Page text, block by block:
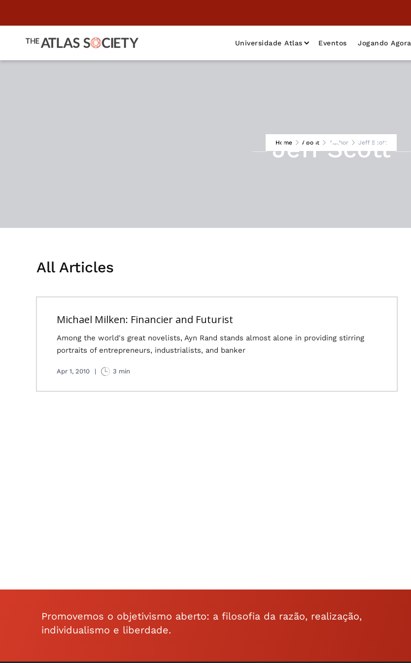
Universidade Atlas Eventos Jogando Agora
Home About Author Jeff Scott
Jeff Scott
All Articles
Michael Milken: Financier and Futurist
Among the world's great novelists, Ayn Rand stands almost alone in providing stirring
portraits of entrepreneurs, industrialists, and banker
Apr 1, 2010 | 3 min
Promovemos o objetivismo aberto: a filosofia da razão, realização,
individualismo e liberdade.